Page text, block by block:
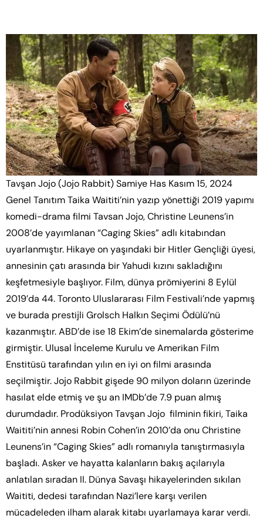
Tavşan Jojo (Jojo Rabbit) Samiye Has Kasım 15, 2024
Genel Tanıtım Taika Waititi’nin yazıp yönettiği 2019 yapımı
komedi-drama filmi Tavsan Jojo, Christine Leunens’in
2008’de yayımlanan “Caging Skies” adlı kitabından
uyarlanmıştır. Hikaye on yaşındaki bir Hitler Gençliği üyesi,
annesinin çatı arasında bir Yahudi kızını sakladığını
keşfetmesiyle başlıyor. Film, dünya prömiyerini 8 Eylül
2019’da 44. Toronto Uluslararası Film Festivali’nde yapmış
ve burada prestijli Grolsch Halkın Seçimi Ödülü’nü
kazanmıştır. ABD’de ise 18 Ekim’de sinemalarda gösterime
girmiştir. Ulusal İnceleme Kurulu ve Amerikan Film
Enstitüsü tarafından yılın en iyi on filmi arasında
seçilmiştir. Jojo Rabbit gişede 90 milyon doların üzerinde
hasılat elde etmiş ve şu an IMDb’de 7.9 puan almış
durumdadır. Prodüksiyon Tavşan Jojo filminin fikiri, Taika
Waititi’nin annesi Robin Cohen’in 2010’da onu Christine
Leunens’in “Caging Skies” adlı romanıyla tanıştırmasıyla
başladı. Asker ve hayatta kalanların bakış açılarıyla
anlatılan sıradan II. Dünya Savaşı hikayelerinden sıkılan
Waititi, dedesi tarafından Nazi’lere karşı verilen
mücadeleden ilham alarak kitabı uyarlamaya karar verdi.